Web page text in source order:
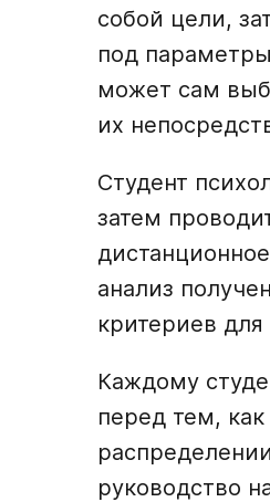
собой цели,
под
может сам
их
Студент
затем
анализ
критериев
Каждому
перед тем,
руководство